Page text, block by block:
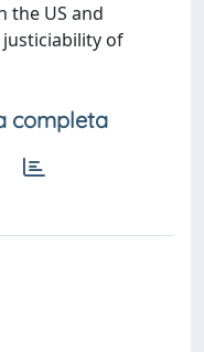
the US and
of
completa